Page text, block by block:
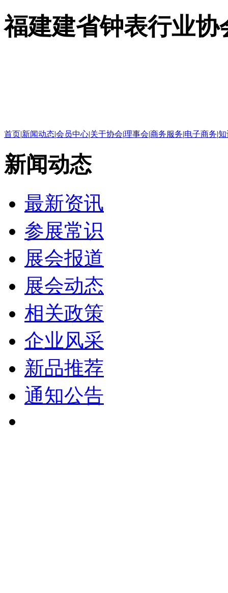
福建建省钟表行业协
首页|新闻动态|会员中心|关于协会|理事会|商务服务|电子商务|知
新闻动态
最新资讯
参展常识
展会报道
展会动态
相关政策
企业风采
新品推荐
通知公告